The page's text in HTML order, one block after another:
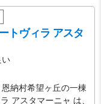
トヴィラ アスタ
納村希望ヶ丘の一棟
アスタマーニャ は、